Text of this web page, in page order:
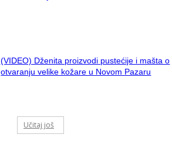
(VIDEO) Dženita proizvodi pustećije i mašta o
otvaranju velike kožare u Novom Pazaru
Učitaj još